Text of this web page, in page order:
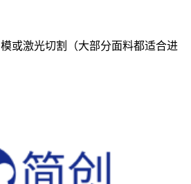
或激光切割（大部分面料都适合进